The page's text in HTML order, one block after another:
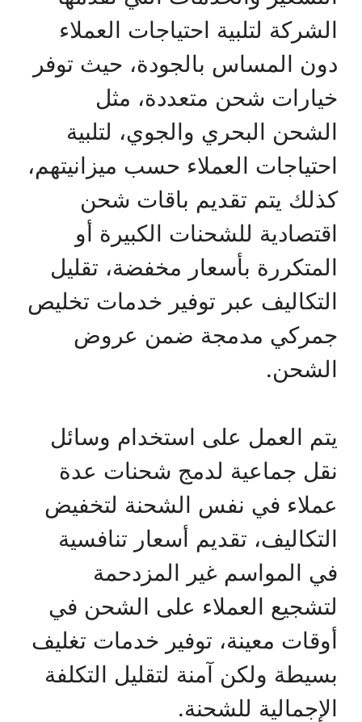
الشركة لتلبية احتياجات العملاء
دون المساس بالجودة، حيث توفر
خيارات شحن متعددة، مثل
الشحن البحري والجوي، لتلبية
احتياجات العملاء حسب ميزانيتهم،
كذلك يتم تقديم باقات شحن
اقتصادية للشحنات الكبيرة أو
المتكررة بأسعار مخفضة، تقليل
التكاليف عبر توفير خدمات تخليص
جمركي مدمجة ضمن عروض
الشحن.
يتم العمل على استخدام وسائل
نقل جماعية لدمج شحنات عدة
عملاء في نفس الشحنة لتخفيض
التكاليف، تقديم أسعار تنافسية
في المواسم غير المزدحمة
لتشجيع العملاء على الشحن في
أوقات معينة، توفير خدمات تغليف
بسيطة ولكن آمنة لتقليل التكلفة
الإجمالية للشحنة.